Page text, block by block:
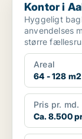
Kontor i
Hyggeligt
anvendelses
større
med stort...
Areal
64 - 128 m2
Pris pr. md.
Ca. 8.500